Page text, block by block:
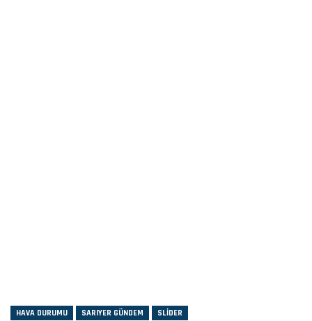
HAVA DURUMU SARIYER GÜNDEM SLIDER